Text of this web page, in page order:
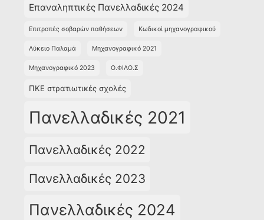
Επαναληπτικές Πανελλαδικές 2024
Επιτροπές σοβαρών παθήσεων Κωδικοί μηχανογραφικού
Λύκειο Παλαμά Μηχανογραφικό 2021
Μηχανογραφικό 2023 Ο.ΦΙΛΟ.Σ
ΠΚΕ στρατιωτικές σχολές
Πανελλαδικές 2021
Πανελλαδικές 2022
Πανελλαδικές 2023
Πανελλαδικές 2024